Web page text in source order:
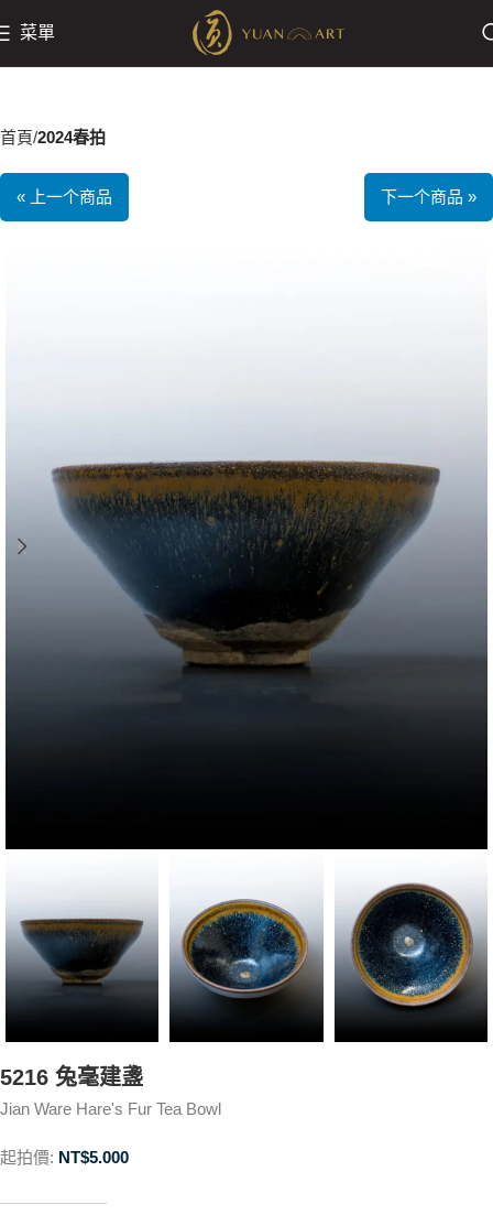
菜單
首頁 2024春拍
« 上一个商品 下一个商品 »
5216 兔毫建盞
Jian Ware Hare's Fur Tea Bowl
起拍價: NT$5.000